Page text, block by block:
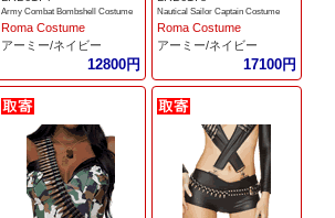
Army Combat Bombshell Costume
Roma Costume
アーミー/ネイビー
12800円
Nautical Sailor Captain Costume
Roma Costume
アーミー/ネイビー
17100円